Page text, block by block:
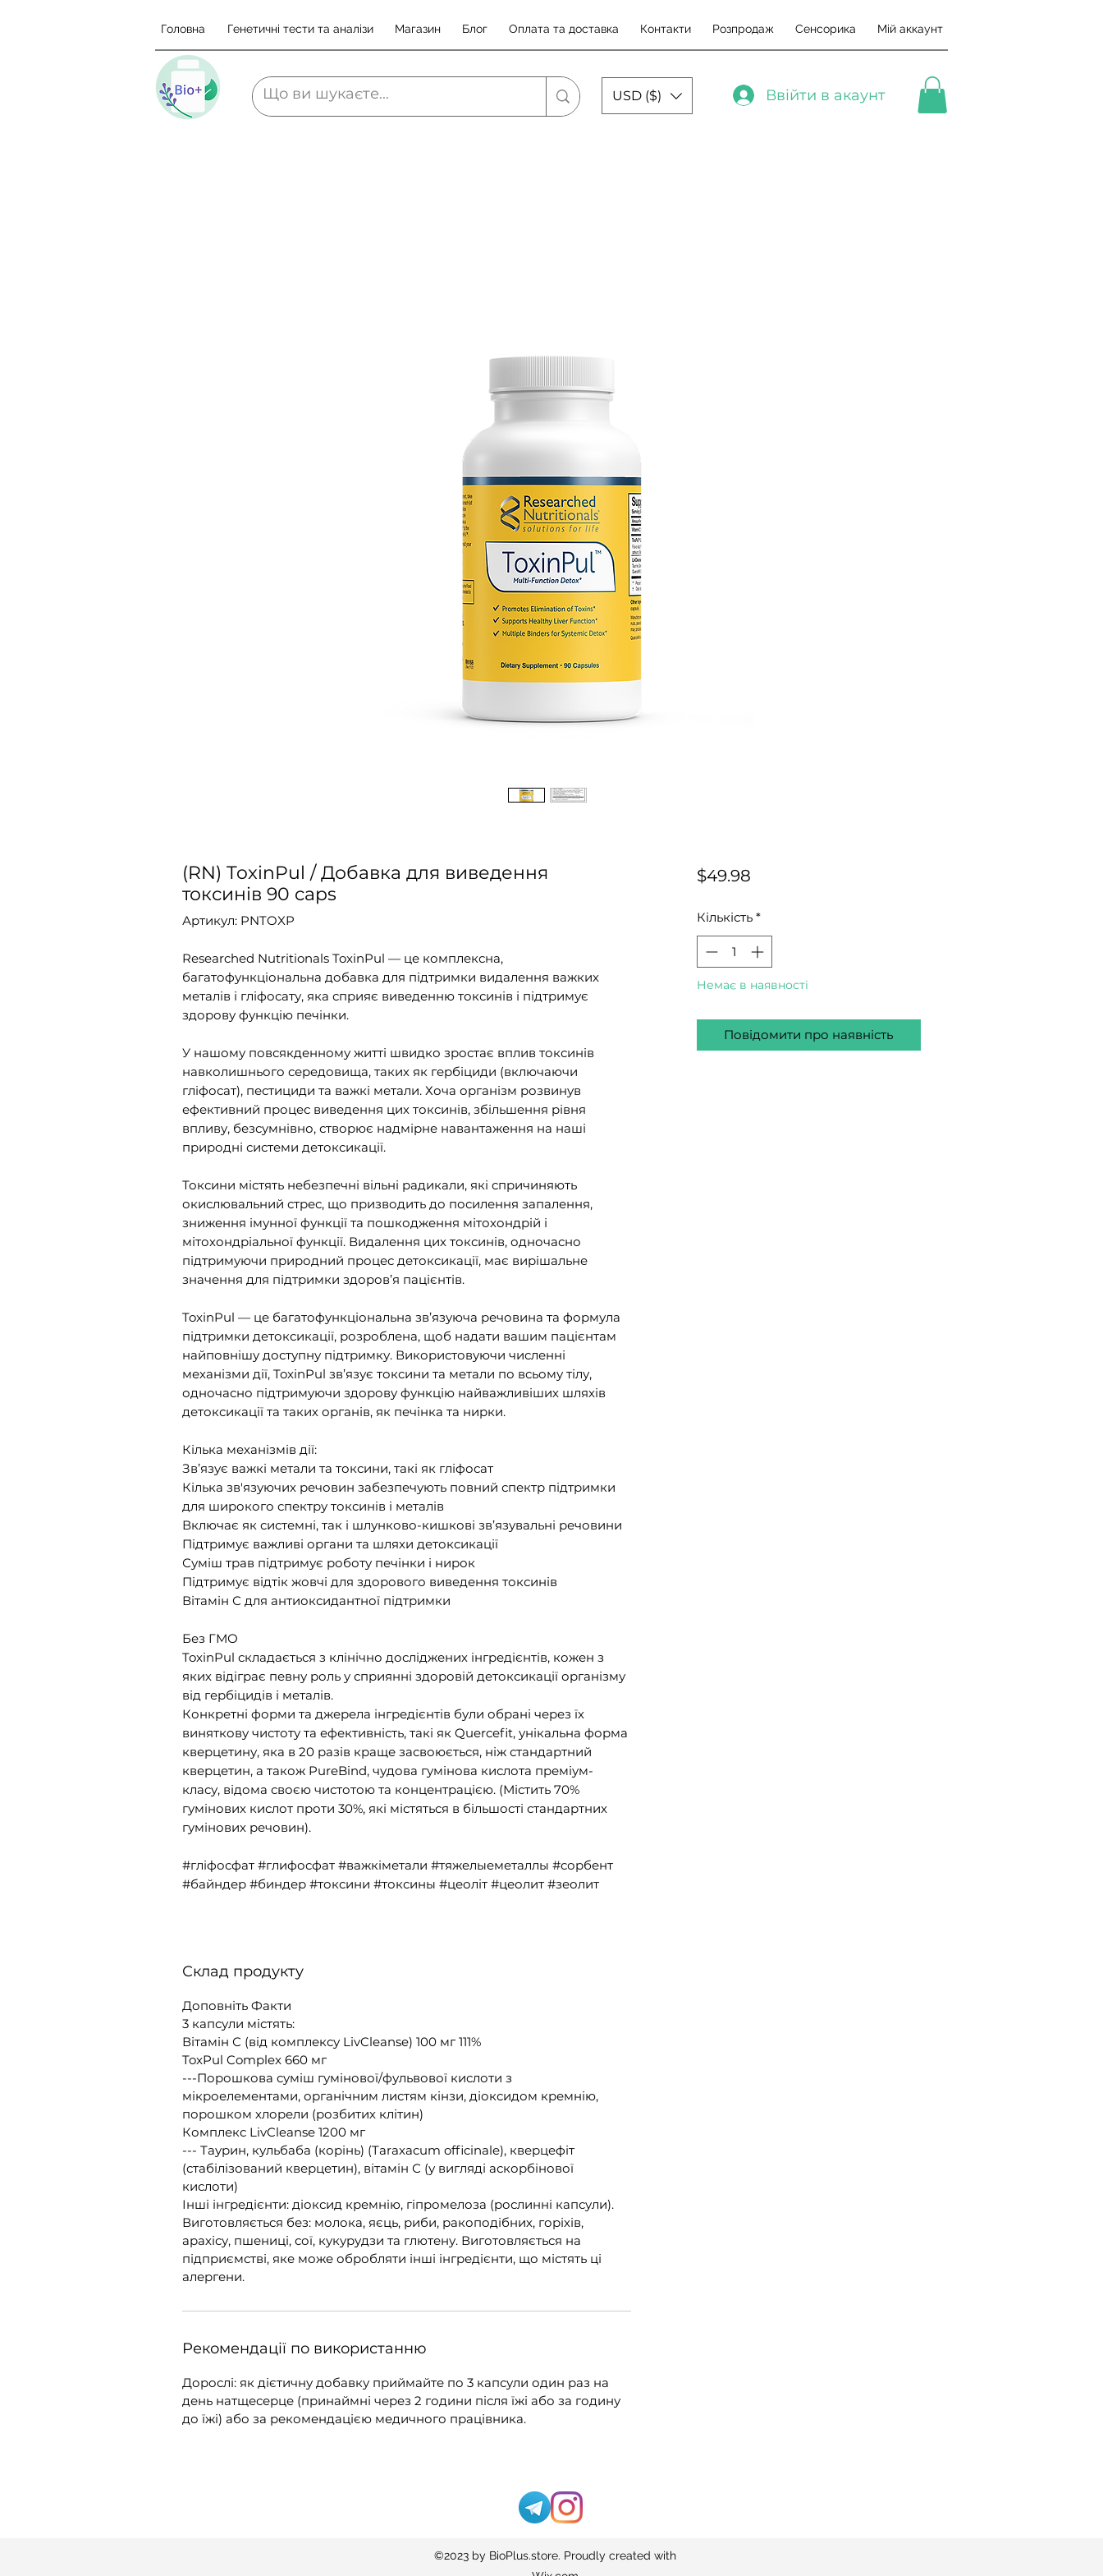
USD ($) Ввійти в акаунт
Головна Генетичні тести та аналізи Магазин Блог Оплата та доставка Контакти Розпродаж Сенсорика Мій аккаунт
(RN) ToxinPul / Добавка для виведення
токсинів 90 caps
Артикул: PNTOXP
Researched Nutritionals ToxinPul — це комплексна,
багатофункціональна добавка для підтримки видалення важких
металів і гліфосату, яка сприяє виведенню токсинів і підтримує
здорову функцію печінки.
У нашому повсякденному житті швидко зростає вплив токсинів
навколишнього середовища, таких як гербіциди (включаючи
гліфосат), пестициди та важкі метали. Хоча організм розвинув
ефективний процес виведення цих токсинів, збільшення рівня
впливу, безсумнівно, створює надмірне навантаження на наші
природні системи детоксикації.
Токсини містять небезпечні вільні радикали, які спричиняють
окислювальний стрес, що призводить до посилення запалення,
зниження імунної функції та пошкодження мітохондрій і
мітохондріальної функції. Видалення цих токсинів, одночасно
підтримуючи природний процес детоксикації, має вирішальне
значення для підтримки здоров’я пацієнтів.
ToxinPul — це багатофункціональна зв’язуюча речовина та формула
підтримки детоксикації, розроблена, щоб надати вашим пацієнтам
найповнішу доступну підтримку. Використовуючи численні
механізми дії, ToxinPul зв’язує токсини та метали по всьому тілу,
одночасно підтримуючи здорову функцію найважливіших шляхів
детоксикації та таких органів, як печінка та нирки.
Кілька механізмів дії:
Зв’язує важкі метали та токсини, такі як гліфосат
Кілька зв'язуючих речовин забезпечують повний спектр підтримки
для широкого спектру токсинів і металів
Включає як системні, так і шлунково-кишкові зв’язувальні речовини
Підтримує важливі органи та шляхи детоксикації
Суміш трав підтримує роботу печінки і нирок
Підтримує відтік жовчі для здорового виведення токсинів
Вітамін С для антиоксидантної підтримки
Без ГМО
ToxinPul складається з клінічно досліджених інгредієнтів, кожен з
яких відіграє певну роль у сприянні здоровій детоксикації організму
від гербіцидів і металів.
Конкретні форми та джерела інгредієнтів були обрані через їх
виняткову чистоту та ефективність, такі як Quercefit, унікальна форма
кверцетину, яка в 20 разів краще засвоюється, ніж стандартний
кверцетин, а також PureBind, чудова гумінова кислота преміум-
класу, відома своєю чистотою та концентрацією. (Містить 70%
гумінових кислот проти 30%, які містяться в більшості стандартних
гумінових речовин).
#гліфосфат #глифосфат #важкіметали #тяжелыеметаллы #сорбент
#байндер #биндер #токсини #токсины #цеоліт #цеолит #зеолит
Склад продукту
Доповніть Факти
3 капсули містять:
Вітамін С (від комплексу LivCleanse) 100 мг 111%
ToxPul Complex 660 мг
---Порошкова суміш гумінової/фульвової кислоти з
мікроелементами, органічним листям кінзи, діоксидом кремнію,
порошком хлорели (розбитих клітин)
Комплекс LivCleanse 1200 мг
--- Таурин, кульбаба (корінь) (Taraxacum officinale), кверцефіт
(стабілізований кверцетин), вітамін С (у вигляді аскорбінової
кислоти)
Інші інгредієнти: діоксид кремнію, гіпромелоза (рослинні капсули).
Виготовляється без: молока, яєць, риби, ракоподібних, горіхів,
арахісу, пшениці, сої, кукурудзи та глютену. Виготовляється на
підприємстві, яке може обробляти інші інгредієнти, що містять ці
алергени.
Рекомендації по використанню
Дорослі: як дієтичну добавку приймайте по 3 капсули один раз на
день натщесерце (принаймні через 2 години після їжі або за годину
до їжі) або за рекомендацією медичного працівника.
$49.98Ціна
Кількість *
Немає в наявності
Повідомити про наявність
©2023by BioPlus.store. Proudly created with